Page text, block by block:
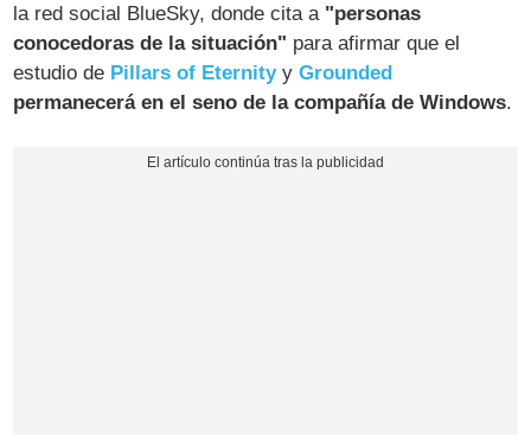
la red social BlueSky, donde cita a "personas
conocedoras de la situación" para afirmar que el
estudio de Pillars of EternityyGrounded
permanecerá en el seno de la compañía de Windows.